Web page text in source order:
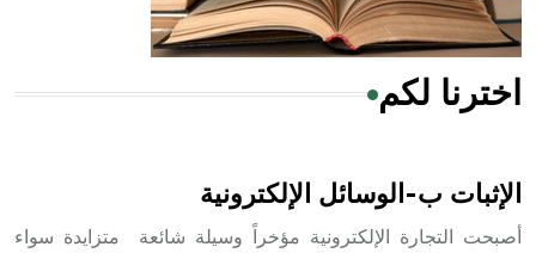
هل تعلم أن الأبسيد كلمة فرنسية اللفظ تم اعتمادها مصطلحاً
اخترنا لكم
الإثبات ب-الوسائل الإلكترونية
أصبحت التجارة الإلكترونية مؤخراً وسيلة شائعة متزايدة سواء